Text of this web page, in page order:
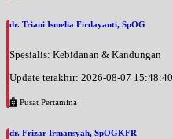
dr. Triani Ismelia Firdayanti, SpOG
Spesialis: Kebidanan & Kandungan
Update terakhir: 2026-08-07 15:48:40
Pusat Pertamina
dr. Frizar Irmansyah, SpOGKFR